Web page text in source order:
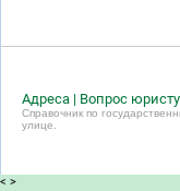
Адреса | Вопрос юристу
Справочник по
улице.
< >